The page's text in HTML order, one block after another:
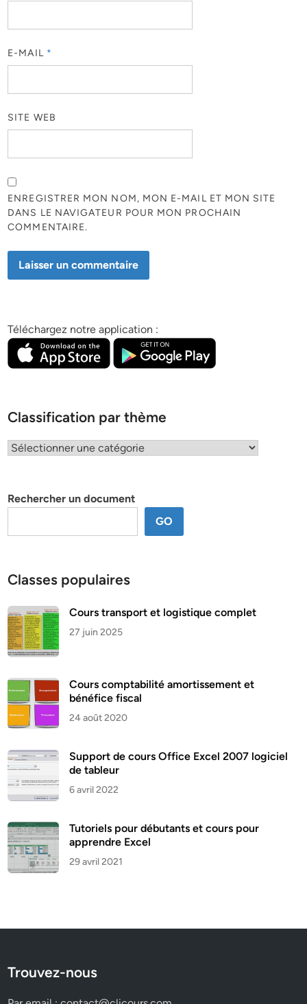
E-MAIL *
SITE WEB
ENREGISTRER MON NOM, MON E-MAIL ET MON SITE
DANS LE NAVIGATEUR POUR MON PROCHAIN
COMMENTAIRE.
Téléchargez notre application :
Classification par thème
Classification
Rechercher un document
GO
Classes populaires
Cours transport et logistique complet
27 juin 2025
Cours comptabilité amortissement et
bénéfice fiscal
24 août 2020
Support de cours Office Excel 2007 logiciel
de tableur
6 avril 2022
Tutoriels pour débutants et cours pour
apprendre Excel
29 avril 2021
Trouvez-nous